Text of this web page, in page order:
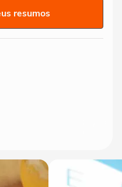
resumos